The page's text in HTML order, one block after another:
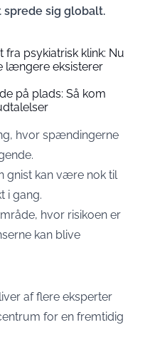
sprede sig globalt.
psykiatrisk klink: Nu
længere eksisterer
på plads: Så kom
hvor spændingerne
gnist kan være nok til
i gang.
hvor risikoen er
kan blive
af flere eksperter
for en fremtidig